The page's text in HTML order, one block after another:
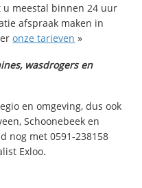
meestal binnen 24 uur
afspraak maken in
onze tarieven »
wasdrogers en
en omgeving, dus ook
Schoonebeek en
nog met 0591-238158
Exloo.